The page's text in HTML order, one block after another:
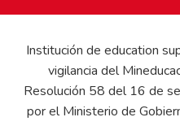
Institución de education
vigilancia del
Resolución 58 del 16 de
por el Ministerio de